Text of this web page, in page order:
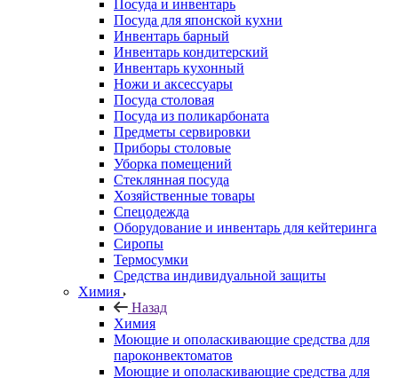
Посуда и инвентарь
Посуда для японской кухни
Инвентарь барный
Инвентарь кондитерский
Инвентарь кухонный
Ножи и аксессуары
Посуда столовая
Посуда из поликарбоната
Предметы сервировки
Приборы столовые
Уборка помещений
Стеклянная посуда
Хозяйственные товары
Спецодежда
Оборудование и инвентарь для кейтеринга
Сиропы
Термосумки
Средства индивидуальной защиты
Химия
Назад
Химия
Моющие и ополаскивающие средства для
пароконвектоматов
Моющие и ополаскивающие средства для